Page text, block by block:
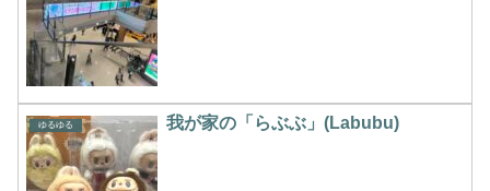
ゆるゆる 我が家の「らぶぶ」(Labubu)